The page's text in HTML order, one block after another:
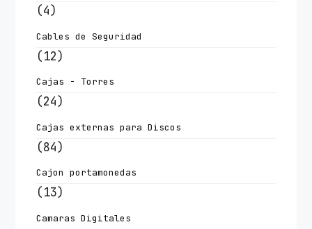
(4)
Cables de Seguridad
(12)
Cajas - Torres
(24)
Cajas externas para Discos
(84)
Cajon portamonedas
(13)
Camaras Digitales